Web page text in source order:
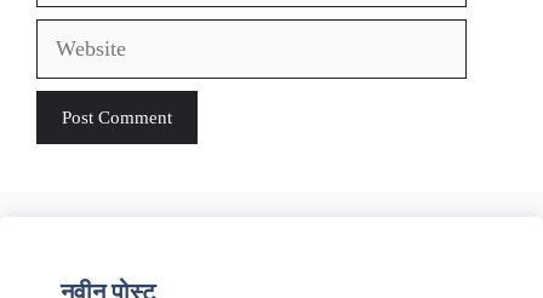
Website
नवीन पोस्ट